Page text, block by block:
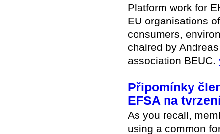
Platform work for
EU organisations
consumers,
chaired by
association BEUC.
Připomínky
EFSA na
As you recall,
using a common